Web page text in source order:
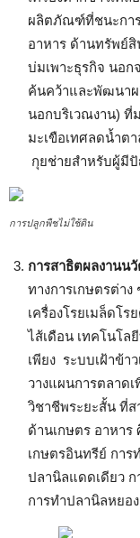
ผลิตภัณฑ์ที่ชนะการ
อาหาร ด้านทรัพย์
บ่มเพาะธุรกิจ นอก
ค้นคว้าและพัฒนา
นอกบริเวณงาน) ที่
มะเขือเทศลดน้ำต
กุยช่ายสำหรับผู้มี
การปลูกพืชไม่ใช้ดิน
การสาธิตผลงานน
ทางการเกษตรต่าง
เครื่องโรยเมล็ดโ
ไส้เดือน เทคโนโล
เพียง ระบบเฝ้าข้า
วางแผนการตลาด
วิชาชีพระยะสั้น ที่ส
ด้านเกษตร อาหาร
เกษตรอินทรีย์ กา
ปลานิลแดดเดียว
การทำปลานิลหยอ